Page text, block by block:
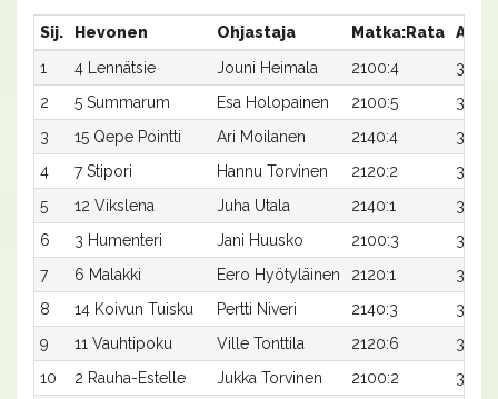
Sij. Hevonen Ohjastaja Matka:Rata
Aika
1
4 Lennätsie Jouni Heimala 2100:4
32,5
2
5 Summarum Esa Holopainen 2100:5
32,5
3
15 Qepe Pointti Ari Moilanen 2140:4
30,9x
4
7 Stipori Hannu Torvinen 2120:2
31,8
5
12 Vikslena Juha Utala 2140:1
31,0x
6
3 Humenteri Jani Huusko 2100:3
32,9x
7
6 Malakki Eero Hyötyläinen 2120:1
32,4x
8
14 Koivun Tuisku Pertti Niveri 2140:3
31,6
9
11 Vauhtipoku Ville Tonttila 2120:6
32,5
10
2 Rauha-Estelle Jukka Torvinen 2100:2
33,4x